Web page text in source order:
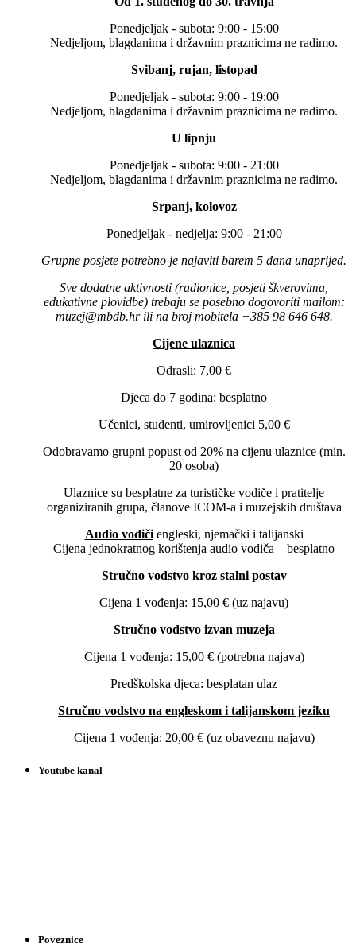
Ponedjeljak - subota: 9:00 - 15:00
Nedjeljom, blagdanima i državnim praznicima ne radimo.
Svibanj, rujan, listopad
Ponedjeljak - subota: 9:00 - 19:00
Nedjeljom, blagdanima i državnim praznicima ne radimo.
U lipnju
Ponedjeljak - subota: 9:00 - 21:00
Nedjeljom, blagdanima i državnim praznicima ne radimo.
Srpanj, kolovoz
Ponedjeljak - nedjelja: 9:00 - 21:00
Grupne posjete potrebno je najaviti barem 5 dana unaprijed.
Sve dodatne aktivnosti (radionice, posjeti škverovima,
edukativne plovidbe) trebaju se posebno dogovoriti mailom:
muzej@mbdb.hr ili na broj mobitela +385 98 646 648.
Cijene ulaznica
Odrasli: 7,00 €
Djeca do 7 godina: besplatno
Učenici, studenti, umirovljenici 5,00 €
Odobravamo grupni popust od 20% na cijenu ulaznice (min.
20 osoba)
Ulaznice su besplatne za turističke vodiče i pratitelje
organiziranih grupa, članove ICOM-a i muzejskih društava
Audio vodičiengleski, njemački i talijanski
Cijena jednokratnog korištenja audio vodiča – besplatno
Stručno vodstvo kroz stalni postav
Cijena 1 vođenja: 15,00 € (uz najavu)
Stručno vodstvo izvan muzeja
Cijena 1 vođenja: 15,00 € (potrebna najava)
Predškolska djeca: besplatan ulaz
Stručno vodstvo na engleskom i talijanskom jeziku
Cijena 1 vođenja: 20,00 € (uz obaveznu najavu)
Youtube kanal
Poveznice